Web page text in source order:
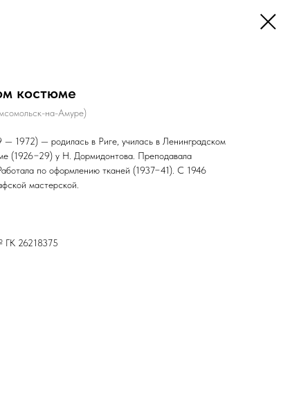
костюме
на-Амуре)
— 1972) — родилась в Риге, училась в Ленинградском
(1926−29) у Н. Дормидонтова. Преподавала
по оформлению тканей (1937−41). С 1946
мастерской.
26218375